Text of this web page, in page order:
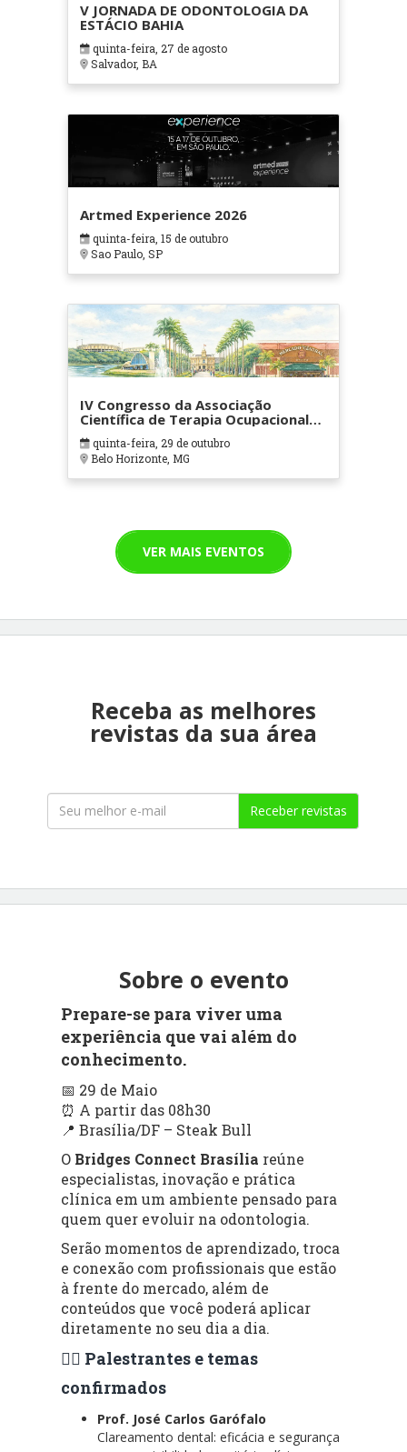
V JORNADA DE ODONTOLOGIA DA
ESTÁCIO BAHIA
quinta-feira, 27 de agosto
Salvador, BA
Artmed Experience 2026
quinta-feira, 15 de outubro
Sao Paulo, SP
IV Congresso da Associação
Científica de Terapia Ocupacional
em Contextos Hospitalares e
Cuidados Paliativos - ATOHOSP
quinta-feira, 29 de outubro
Belo Horizonte, MG
VER MAIS EVENTOS
Receba as melhores
revistas da sua área
Receber revistas
Sobre o evento
Prepare-se para viver uma
experiência que vai além do
conhecimento.
📅 29 de Maio
⏰ A partir das 08h30
📍 Brasília/DF – Steak Bull
O Bridges Connect Brasília reúne
especialistas, inovação e prática
clínica em um ambiente pensado para
quem quer evoluir na odontologia.
Serão momentos de aprendizado, troca
e conexão com profissionais que estão
à frente do mercado, além de
conteúdos que você poderá aplicar
diretamente no seu dia a dia.
👨‍⚕️ Palestrantes e temas
confirmados
Prof. José Carlos Garófalo
Clareamento dental: eficácia e segurança